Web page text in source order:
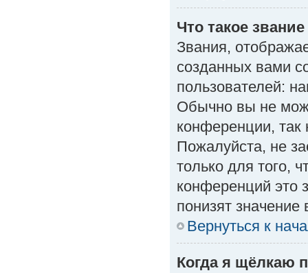
Что такое
Звания,
созданных вами
пользователей:
Обычно вы не
конференции, так
Пожалуйста, не
только для того,
конференций это
понизят
Вернуться к
Когда я щёлкаю